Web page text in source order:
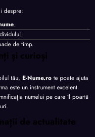
despre:
.
de timp.
și curioși
tău, E-Nume.ro te poate ajuta
este un instrument excelent
numelui pe care îl poartă
de actualitate